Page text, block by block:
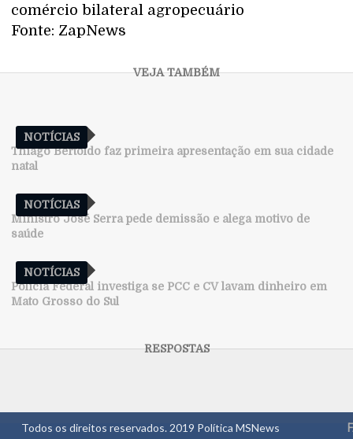
comércio bilateral agropecuário
Fonte: ZapNews
NOTÍCIAS
Thiago Bertoldo faz primeira apresentação em sua cidade
natal
NOTÍCIAS
Ministro José Serra pede demissão e alega motivo de
saúde
NOTÍCIAS
Polícia Federal investiga se PCC e CV lavam dinheiro em
Mato Grosso do Sul
Todos os direitos reservados. 2019 Política MSNews